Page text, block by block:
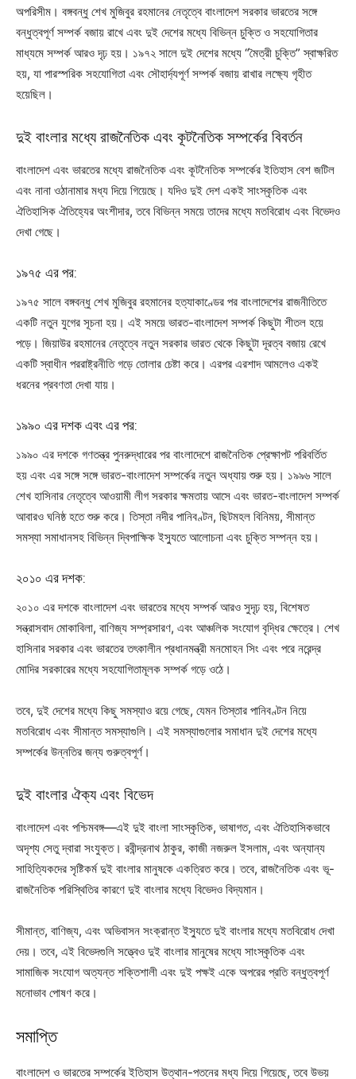
অপরিসীম। বঙ্গবন্ধু শেখ মুজিবুর রহমানের নেতৃত্বে বাংলাদেশ সরকার ভারতের সঙ্গে
বন্ধুত্বপূর্ণ সম্পর্ক বজায় রাখে এবং দুই দেশের মধ্যে বিভিন্ন চুক্তি ও সহযোগিতার
মাধ্যমে সম্পর্ক আরও দৃঢ় হয়। ১৯৭২ সালে দুই দেশের মধ্যে “মৈত্রী চুক্তি” স্বাক্ষরিত
হয়, যা পারস্পরিক সহযোগিতা এবং সৌহার্দ্যপূর্ণ সম্পর্ক বজায় রাখার লক্ষ্যে গৃহীত
হয়েছিল।
দুই বাংলার মধ্যে রাজনৈতিক এবং কূটনৈতিক সম্পর্কের বিবর্তন
বাংলাদেশ এবং ভারতের মধ্যে রাজনৈতিক এবং কূটনৈতিক সম্পর্কের ইতিহাস বেশ জটিল
এবং নানা ওঠানামার মধ্য দিয়ে গিয়েছে। যদিও দুই দেশ একই সাংস্কৃতিক এবং
ঐতিহাসিক ঐতিহ্যের অংশীদার, তবে বিভিন্ন সময়ে তাদের মধ্যে মতবিরোধ এবং বিভেদও
দেখা গেছে।
১৯৭৫ এর পর:
১৯৭৫ সালে বঙ্গবন্ধু শেখ মুজিবুর রহমানের হত্যাকাণ্ডের পর বাংলাদেশের রাজনীতিতে
একটি নতুন যুগের সূচনা হয়। এই সময়ে ভারত-বাংলাদেশ সম্পর্ক কিছুটা শীতল হয়ে
পড়ে। জিয়াউর রহমানের নেতৃত্বে নতুন সরকার ভারত থেকে কিছুটা দূরত্ব বজায় রেখে
একটি স্বাধীন পররাষ্ট্রনীতি গড়ে তোলার চেষ্টা করে। এরপর এরশাদ আমলেও একই
ধরনের প্রবণতা দেখা যায়।
১৯৯০ এর দশক এবং এর পর:
১৯৯০ এর দশকে গণতন্ত্র পুনরুদ্ধারের পর বাংলাদেশে রাজনৈতিক প্রেক্ষাপট পরিবর্তিত
হয় এবং এর সঙ্গে সঙ্গে ভারত-বাংলাদেশ সম্পর্কের নতুন অধ্যায় শুরু হয়। ১৯৯৬ সালে
শেখ হাসিনার নেতৃত্বে আওয়ামী লীগ সরকার ক্ষমতায় আসে এবং ভারত-বাংলাদেশ সম্পর্ক
আবারও ঘনিষ্ঠ হতে শুরু করে। তিস্তা নদীর পানিবণ্টন, ছিটমহল বিনিময়, সীমান্ত
সমস্যা সমাধানসহ বিভিন্ন দ্বিপাক্ষিক ইস্যুতে আলোচনা এবং চুক্তি সম্পন্ন হয়।
২০১০ এর দশক:
২০১০ এর দশকে বাংলাদেশ এবং ভারতের মধ্যে সম্পর্ক আরও সুদৃঢ় হয়, বিশেষত
সন্ত্রাসবাদ মোকাবিলা, বাণিজ্য সম্প্রসারণ, এবং আঞ্চলিক সংযোগ বৃদ্ধির ক্ষেত্রে। শেখ
হাসিনার সরকার এবং ভারতের তৎকালীন প্রধানমন্ত্রী মনমোহন সিং এবং পরে নরেন্দ্র
মোদির সরকারের মধ্যে সহযোগিতামূলক সম্পর্ক গড়ে ওঠে।
তবে, দুই দেশের মধ্যে কিছু সমস্যাও রয়ে গেছে, যেমন তিস্তার পানিবণ্টন নিয়ে
মতবিরোধ এবং সীমান্ত সমস্যাগুলি। এই সমস্যাগুলোর সমাধান দুই দেশের মধ্যে
সম্পর্কের উন্নতির জন্য গুরুত্বপূর্ণ।
দুই বাংলার ঐক্য এবং বিভেদ
বাংলাদেশ এবং পশ্চিমবঙ্গ—এই দুই বাংলা সাংস্কৃতিক, ভাষাগত, এবং ঐতিহাসিকভাবে
অদৃশ্য সেতু দ্বারা সংযুক্ত। রবীন্দ্রনাথ ঠাকুর, কাজী নজরুল ইসলাম, এবং অন্যান্য
সাহিত্যিকদের সৃষ্টিকর্ম দুই বাংলার মানুষকে একত্রিত করে। তবে, রাজনৈতিক এবং ভূ-
রাজনৈতিক পরিস্থিতির কারণে দুই বাংলার মধ্যে বিভেদও বিদ্যমান।
সীমান্ত, বাণিজ্য, এবং অভিবাসন সংক্রান্ত ইস্যুতে দুই বাংলার মধ্যে মতবিরোধ দেখা
দেয়। তবে, এই বিভেদগুলি সত্ত্বেও দুই বাংলার মানুষের মধ্যে সাংস্কৃতিক এবং
সামাজিক সংযোগ অত্যন্ত শক্তিশালী এবং দুই পক্ষই একে অপরের প্রতি বন্ধুত্বপূর্ণ
মনোভাব পোষণ করে।
সমাপ্তি
বাংলাদেশ ও ভারতের সম্পর্কের ইতিহাস উত্থান-পতনের মধ্য দিয়ে গিয়েছে, তবে উভয়